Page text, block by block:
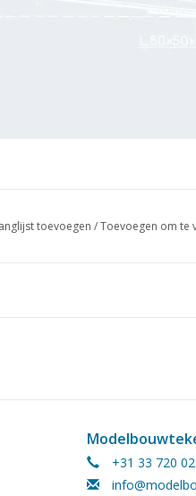
toevoegen /Toevoegen om te
+31 33 720